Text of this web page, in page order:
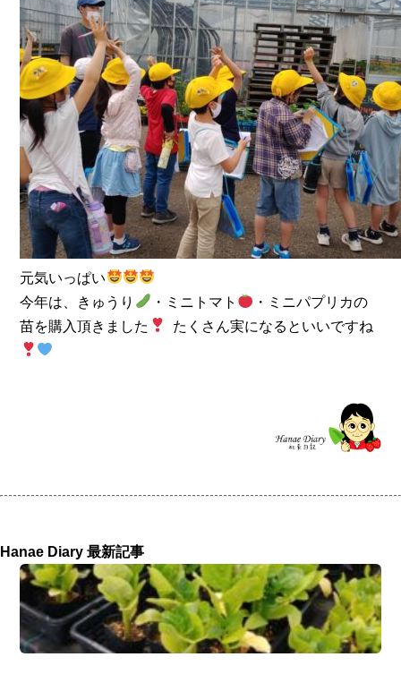
元気いっぱい
今年は、きゅうり
・ミニトマト
・ミニパプリカの
苗を購入頂きました
たくさん実になるといいですね
Hanae Diary 最新記事